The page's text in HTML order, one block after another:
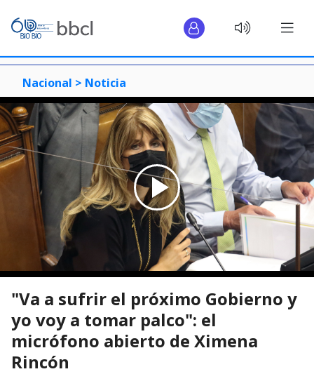
Nacional > Noticia
"Va a sufrir el próximo Gobierno y
yo voy a tomar palco": el
micrófono abierto de Ximena
Rincón